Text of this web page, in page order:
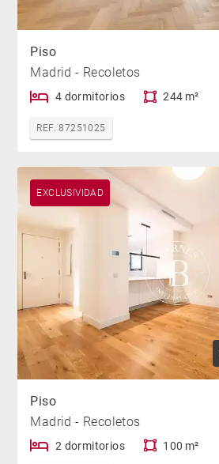
Piso
Madrid - Recoletos
4 dormitorios 244 m²
REF. 87251025
EXCLUSIVIDAD
Piso
Madrid - Recoletos
2 dormitorios 100 m²